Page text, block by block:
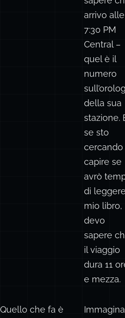
arrivo alle
7:30 PM
Central –
quel è il
numero
della sua
stazione.
se sto
cercando
capire se
avrò
di
mio libro,
devo
sapere
il viaggio
dura 11
e mezza.
Quello che fa è
Immagina